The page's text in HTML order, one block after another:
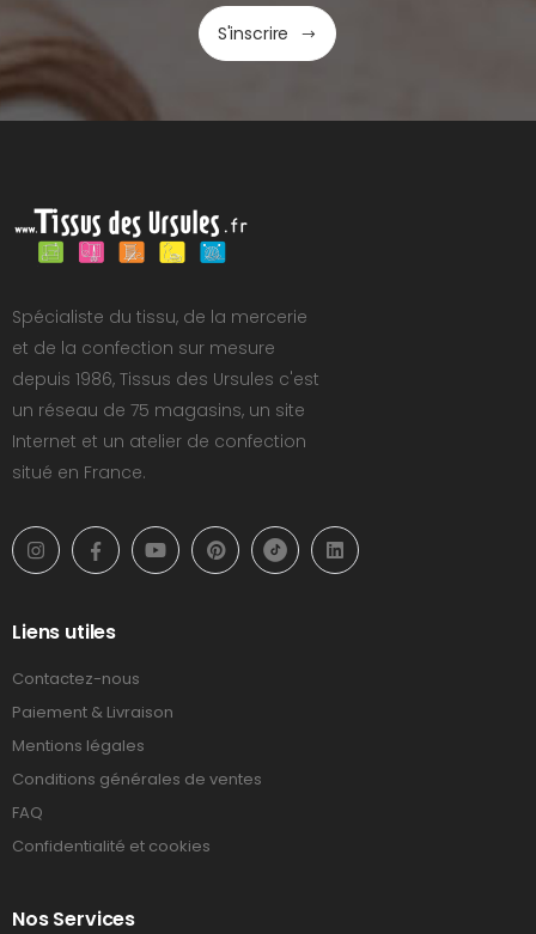
S'inscrire
Spécialiste du tissu, de la mercerie
et de la confection sur mesure
depuis 1986, Tissus des Ursules c'est
un réseau de 75 magasins, un site
Internet et un atelier de confection
situé en France.
Liens utiles
Contactez-nous
Paiement & Livraison
Mentions légales
Conditions générales de ventes
FAQ
Confidentialité et cookies
Nos Services